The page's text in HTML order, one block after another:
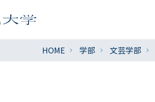
HOME 学部 文芸学部